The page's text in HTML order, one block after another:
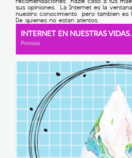
INTERNET EN NUESTRAS VIDAS.
Poesías